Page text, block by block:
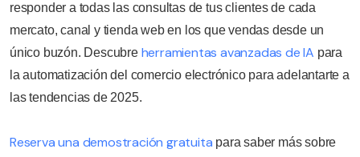
responder a todas las consultas de tus clientes de cada
mercato, canal y tienda web en los que vendas desde un
único buzón. Descubre herramientas avanzadas de IA para
la automatización del comercio electrónicopara adelantarte a
las tendencias de 2025.
Reserva una demostración gratuita para saber más sobre